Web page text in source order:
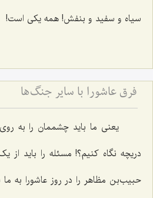
سیاه و سفید و بنفش! همه یکی است!
فرق عاشورا با سایر جنگ‌ها
یعنی ما باید چشممان را به
دریچه نگاه کنیم؟! مسئله را باید از
حبیب‌بن مظاهر را در روز عاشورا به